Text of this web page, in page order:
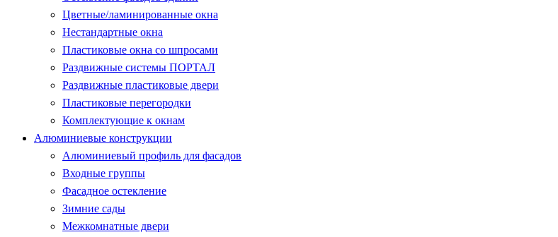
Цветные/ламинированные окна
Нестандартные окна
Пластиковые окна со шпросами
Раздвижные системы ПОРТАЛ
Раздвижные пластиковые двери
Пластиковые перегородки
Комплектующие к окнам
Алюминиевые конструкции
Алюминиевый профиль для фасадов
Входные группы
Фасадное остекление
Зимние сады
Межкомнатные двери